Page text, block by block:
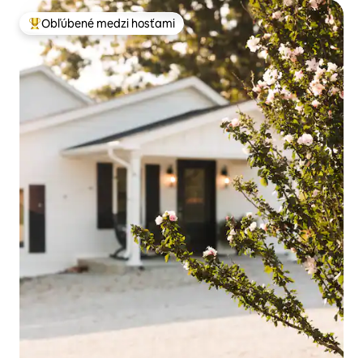
Najobľúbenejšie medzi hosťami
Obľúbené medzi hosťami